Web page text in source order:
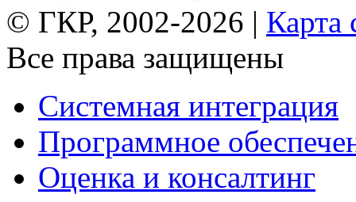
© ГКР, 2002-2026 | Карта
Все права защищены
Системная интеграция
Программное
Оценка и консалтинг